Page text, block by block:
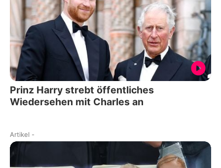
Prinz Harry strebt öffentliches
Wiedersehen mit Charles an
Artikel -